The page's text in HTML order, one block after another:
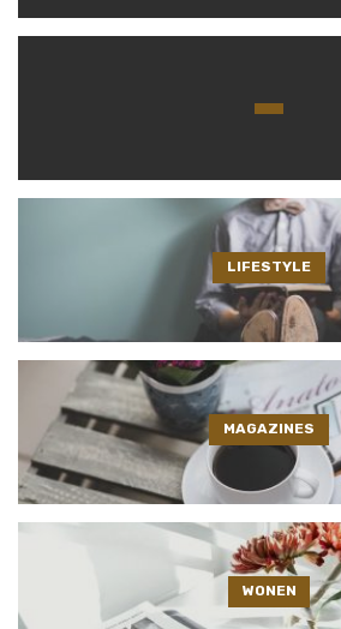
LIFESTYLE
MAGAZINES
WONEN